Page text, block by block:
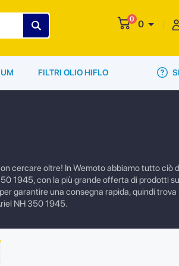
0 0
FILTRI OLIO HIFLO
cercare oltre! In Wemoto abbiamo tutto ciò
1945, con la più grande offerta di prodotti
garantire una consegna rapida, quindi trova
NH 350 1945.